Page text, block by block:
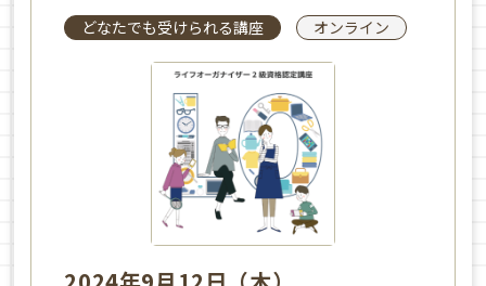
どなたでも受けられる講座 オンライン